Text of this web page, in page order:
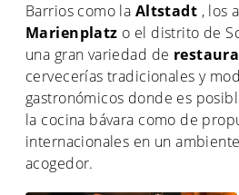
Barrios como la Altstadt , los
Marienplatz o el distrito de
una gran variedad de
cervecerías tradicionales y
gastronómicos donde es
la cocina bávara como de
internacionales en un
acogedor.